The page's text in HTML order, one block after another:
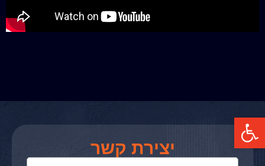
פתח סרגל נגישות
יצירת קשר